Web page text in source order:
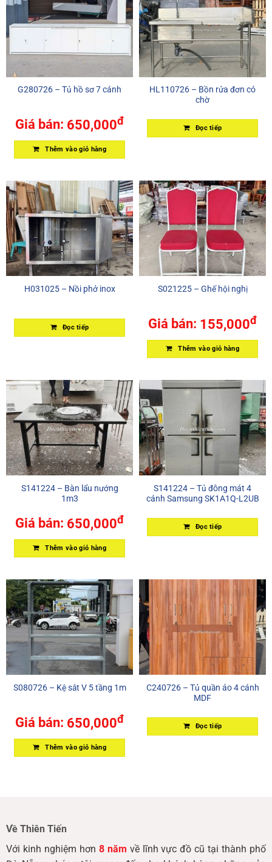
G280726 – Tủ hồ sơ 7 cánh
Giá bán: 650,000đ
Thêm vào giỏ hàng
HL110726 – Bồn rửa đơn có
chờ
Đọc tiếp
H031025 – Nồi phở inox
Đọc tiếp
S021225 – Ghế hội nghị
Giá bán: 155,000đ
Thêm vào giỏ hàng
S141224 – Bàn lẩu nướng
1m3
Giá bán: 650,000đ
Thêm vào giỏ hàng
S141224 – Tủ đông mát 4
cánh Samsung SK1A1Q-L2UB
Đọc tiếp
S080726 – Kệ sắt V 5 tầng 1m
Giá bán: 650,000đ
Thêm vào giỏ hàng
C240726 – Tủ quần áo 4 cánh
MDF
Đọc tiếp
Về Thiên Tiến
Với kinh nghiệm hơn 8 năm về lĩnh vực đồ cũ tại thành phố